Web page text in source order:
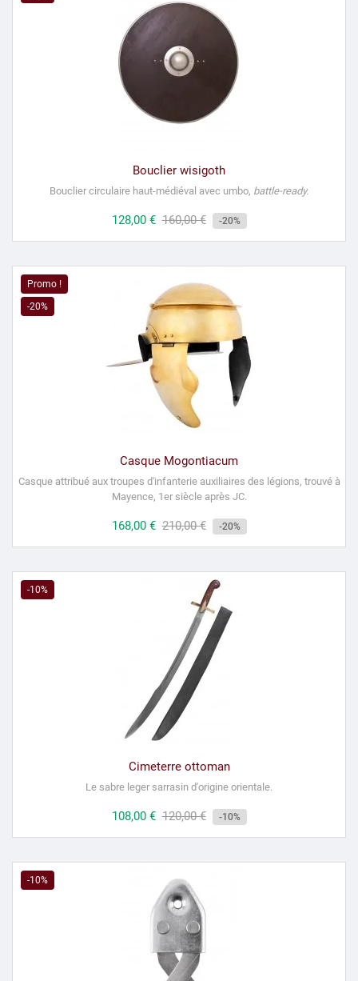
Bouclier wisigoth
Bouclier circulaire haut-médiéval avec umbo, battle-ready.
Prix
128,00 € Prix
160,00 € -20%
Promo !
-20%
Casque Mogontiacum
Casque attribué aux troupes d'infanterie auxiliaires des légions, trouvé à
Mayence, 1er siècle après JC.
Prix
168,00 € Prix
210,00 € -20%
-10%
Cimeterre ottoman
Le sabre leger sarrasin d'origine orientale.
Prix
108,00 € Prix
120,00 € -10%
-10%